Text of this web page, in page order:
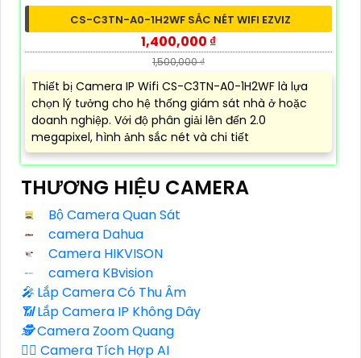
CS-C3TN-A0-1H2WF SẮC NÉT WIFI EZVIZ
1,400,000 ₫
1,500,000 ₫
Thiết bị Camera IP Wifi CS-C3TN-A0-1H2WF là lựa
chọn lý tưởng cho hệ thống giám sát nhà ở hoặc
doanh nghiệp. Với độ phân giải lên đến 2.0
megapixel, hình ảnh sắc nét và chi tiết
THƯƠNG HIỆU CAMERA
Bộ Camera Quan Sát
camera Dahua
Camera HIKVISON
camera KBvision
️🎤️ Lắp Camera Có Thu Âm
📶Lắp Camera IP Không Dây
🕵️Camera Zoom Quang
🧛‍♀️ Camera Tích Hợp AI